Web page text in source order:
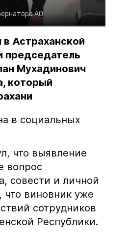
АО
Астраханской
председатель
Мухадинович
который
в социальных
что выявление
вопрос
совести и личной
что виновник уже
сотрудников
Республики.